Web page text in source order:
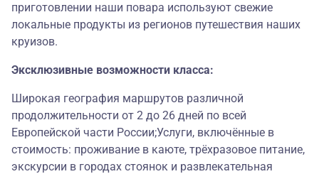
приготовлении наши повара используют свежие
локальные продукты из регионов путешествия наших
круизов.
Эксклюзивные возможности класса:
Широкая география маршрутов различной
продолжительности от 2 до 26 дней по всей
Европейской части России;Услуги, включённые в
стоимость: проживание в каюте, трёхразовое питание,
экскурсии в городах стоянок и развлекательная